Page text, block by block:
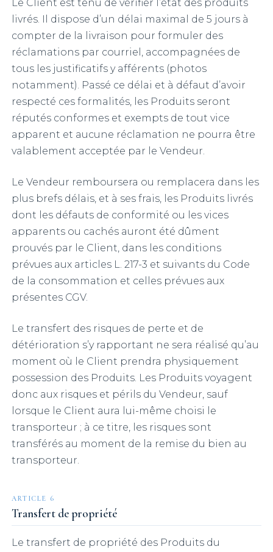
Le Client est tenu de vérifier l’état des produits
livrés. Il dispose d’un délai maximal de 5 jours à
compter de la livraison pour formuler des
réclamations par courriel, accompagnées de
tous les justificatifs y afférents (photos
notamment). Passé ce délai et à défaut d’avoir
respecté ces formalités, les Produits seront
réputés conformes et exempts de tout vice
apparent et aucune réclamation ne pourra être
valablement acceptée par le Vendeur.
Le Vendeur remboursera ou remplacera dans les
plus brefs délais, et à ses frais, les Produits livrés
dont les défauts de conformité ou les vices
apparents ou cachés auront été dûment
prouvés par le Client, dans les conditions
prévues aux articles L. 217-3 et suivants du Code
de la consommation et celles prévues aux
présentes CGV.
Le transfert des risques de perte et de
détérioration s’y rapportant ne sera réalisé qu’au
moment où le Client prendra physiquement
possession des Produits. Les Produits voyagent
donc aux risques et périls du Vendeur, sauf
lorsque le Client aura lui-même choisi le
transporteur ; à ce titre, les risques sont
transférés au moment de la remise du bien au
transporteur.
ARTICLE 6
Transfert de propriété
Le transfert de propriété des Produits du